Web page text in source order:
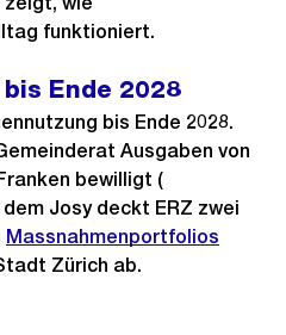
funktioniert.
Ende 2028
bis Ende 2028.
Ausgaben von
bewilligt (
Link:
Josy deckt ERZ zwei
Massnahmenportfolios
Zürich ab.